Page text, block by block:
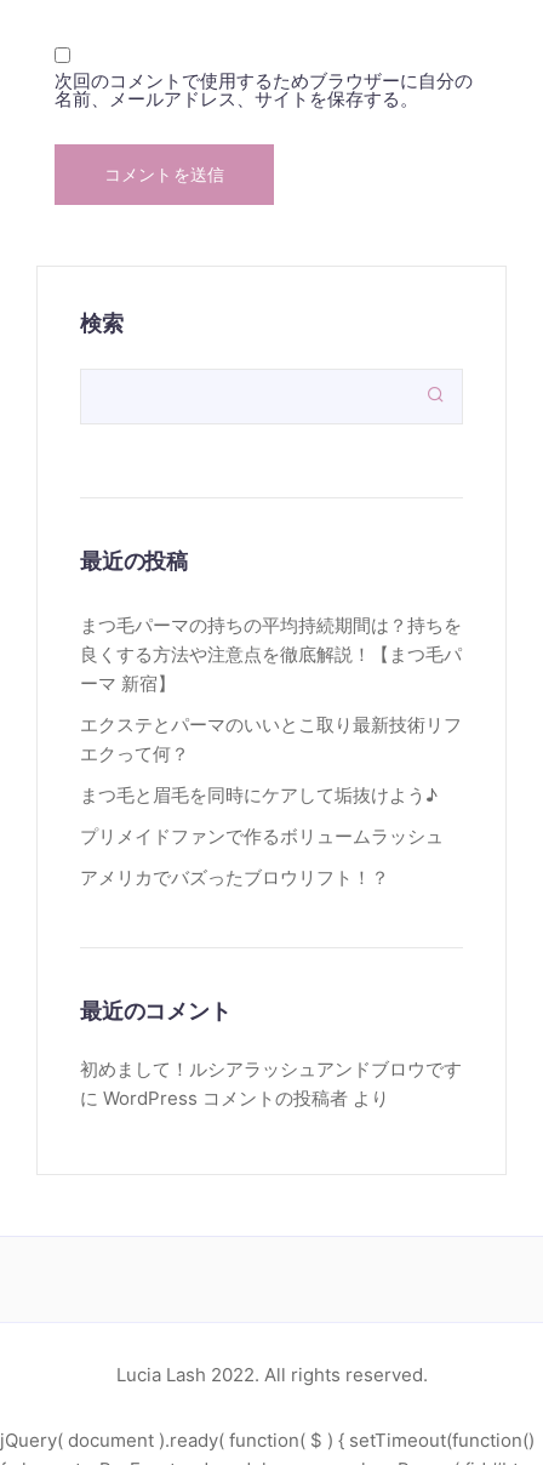
次回のコメントで使用するためブラウザーに自分の
名前、メールアドレス、サイトを保存する。
検索

最近の投稿
まつ毛パーマの持ちの平均持続期間は？持ちを
良くする方法や注意点を徹底解説！【まつ毛パ
ーマ 新宿】
エクステとパーマのいいとこ取り最新技術リフ
エクって何？
まつ毛と眉毛を同時にケアして垢抜けよう♪
プリメイドファンで作るボリュームラッシュ
アメリカでバズったブロウリフト！？
最近のコメント
初めまして！ルシアラッシュアンドブロウです
に WordPress コメントの投稿者 より
Lucia Lash 2022. All rights reserved.
jQuery( document ).ready( function( $ ) { setTimeout(function()